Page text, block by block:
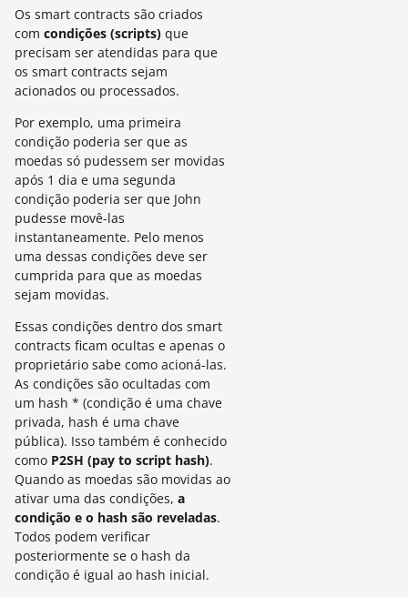
Os smart contracts são criados
com condições (scripts) que
precisam ser atendidas para que
os smart contracts sejam
acionados ou processados.
Por exemplo, uma primeira
condição poderia ser que as
moedas só pudessem ser movidas
após 1 dia e uma segunda
condição poderia ser que John
pudesse movê-las
instantaneamente. Pelo menos
uma dessas condições deve ser
cumprida para que as moedas
sejam movidas.
Essas condições dentro dos smart
contracts ficam ocultas e apenas o
proprietário sabe como acioná-las.
As condições são ocultadas com
um hash * (condição é uma chave
privada, hash é uma chave
pública). Isso também é conhecido
como P2SH (pay to script hash).
Quando as moedas são movidas ao
ativar uma das condições, a
condição e o hash são reveladas.
Todos podem verificar
posteriormente se o hash da
condição é igual ao hash inicial.